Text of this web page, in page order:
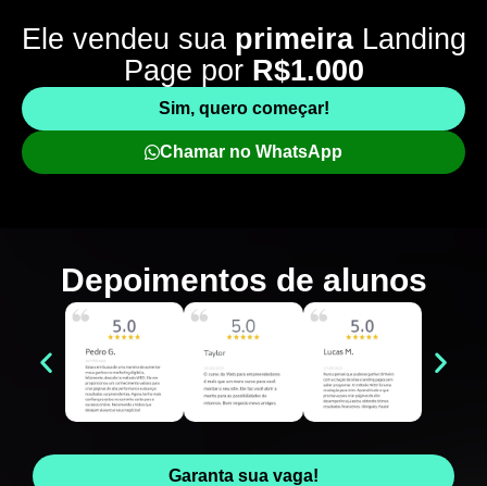
Ele vendeu sua primeira Landing
Page por R$1.000
Sim, quero começar!
Chamar no WhatsApp
Depoimentos de alunos
Garanta sua vaga!